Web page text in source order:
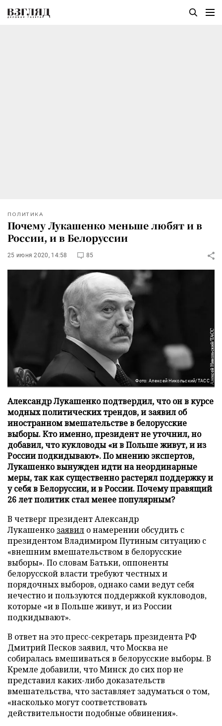
ПОЛИТИКА
Почему Лукашенко меньше любят и в
России, и в Белоруссии
25 июня 2020, 14:58 85
Фото: Алексей Никольский/ТАСС
Александр Лукашенко подтвердил, что он в курсе
модных политических трендов, и заявил об
иностранном вмешательстве в белорусские
выборы. Кто именно, президент не уточнил, но
добавил, что кукловоды «и в Польше живут, и из
России подкидывают». По мнению экспертов,
Лукашенко вынужден идти на неординарные
меры, так как существенно растерял поддержку и
у себя в Белоруссии, и в России. Почему правящий
26 лет политик стал менее популярным?
В четверг президент Александр
Лукашенко заявил о намерении обсудить с
президентом Владимиром Путиным ситуацию с
«внешним вмешательством в белорусские
выборы». По словам Батьки, оппоненты
белорусской власти требуют честных и
порядочных выборов, однако сами ведут себя
нечестно и пользуются поддержкой кукловодов,
которые «и в Польше живут, и из России
подкидывают».
В ответ на это пресс-секретарь президента РФ
Дмитрий Песков заявил, что Москва не
собиралась вмешиваться в белорусские выборы. В
Кремле добавили, что Минск до сих пор не
представил каких-либо доказательств
вмешательства, что заставляет задуматься о том,
«насколько могут соответствовать
действительности подобные обвинения».